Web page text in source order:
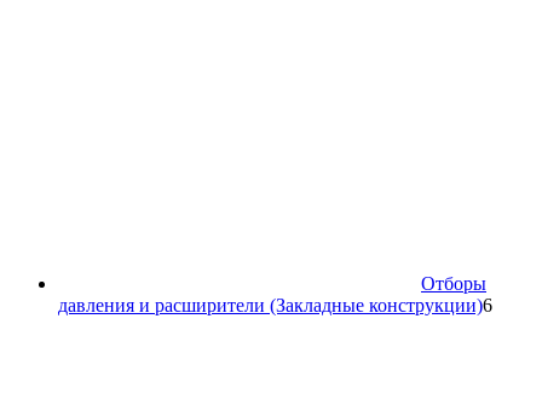
Отборы
давления и расширители (Закладные конструкции)66